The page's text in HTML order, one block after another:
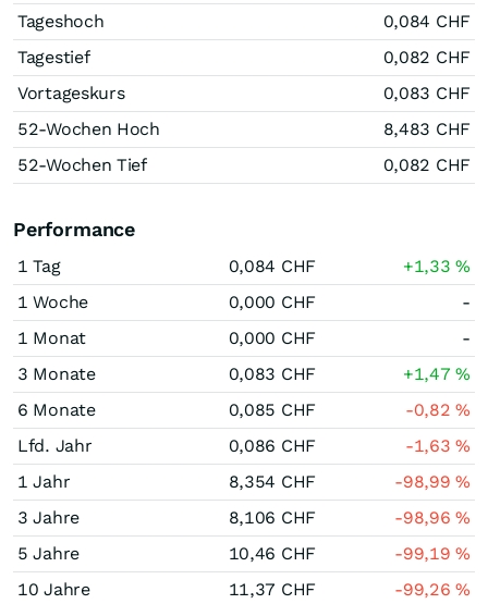
Tageshoch
0,084 CHF
Tagestief
0,082 CHF
Vortageskurs
0,083 CHF
52-Wochen Hoch
8,483 CHF
52-Wochen Tief
0,082 CHF
Performance
1 Tag 0,084 CHF +1,33%
1 Woche
0,000 CHF
-
1 Monat
0,000 CHF
-
3 Monate
0,083 CHF +1,47%
6 Monate
0,085 CHF -0,82%
Lfd. Jahr
0,086 CHF -1,63%
1 Jahr
8,354 CHF -98,99%
3 Jahre
8,106 CHF -98,96%
5 Jahre
10,46 CHF -99,19%
10 Jahre
11,37 CHF -99,26%